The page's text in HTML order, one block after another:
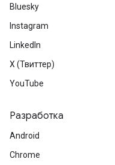
Bluesky
Instagram
LinkedIn
X (Твиттер)
YouTube
Разработка
Android
Chrome